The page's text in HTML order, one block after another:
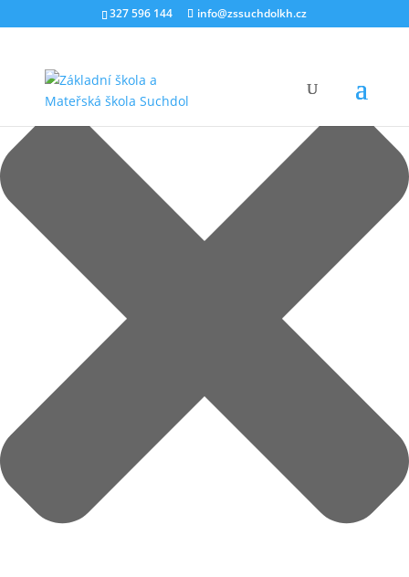
Spravovat Souhlas327 596 144 info@zssuchdolkh.cz